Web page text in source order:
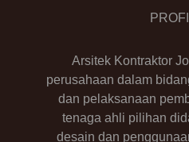
Arsitek Kontraktor
perusahaan dalam
dan pelaksanaan
tenaga ahli pilihan
desain dan